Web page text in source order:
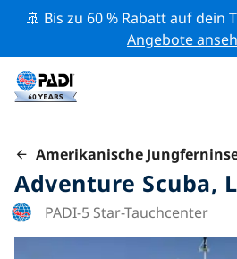
🚢 Bis zu 60 % Rabatt auf dein
Angebote
Amerikanische
Adventure Scuba,
PADI-5 Star-Tauchcenter